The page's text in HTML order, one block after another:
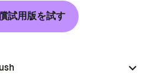
試用版を試す